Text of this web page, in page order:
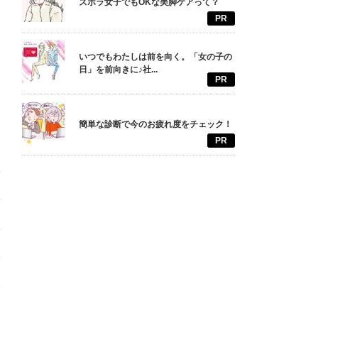
ズボラ女子でもOKな美脚ケアって？
PR
いつでもわたしは前を向く。「女の子の
日」を前向きに♪社...
PR
簡単な診断で今のお疲れ度をチェック！
PR